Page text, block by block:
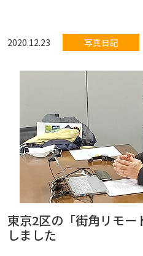
2020.12.23 写真日記
東京2区の「街角リモー
しました